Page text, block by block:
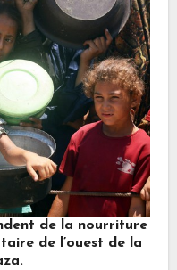
de la nourriture
de l’ouest de la